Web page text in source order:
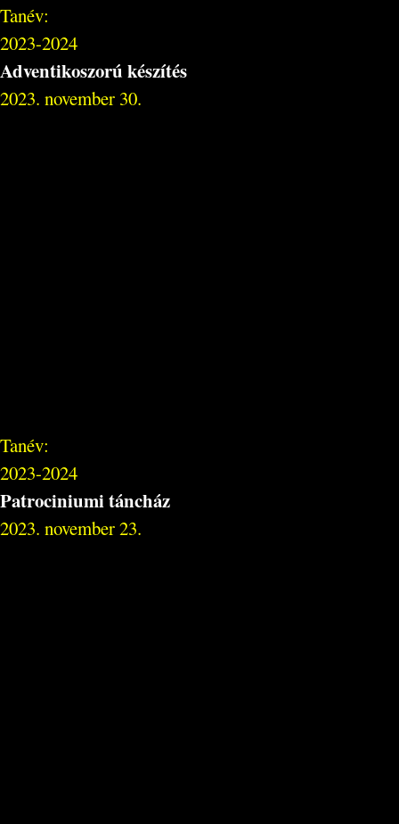
Tanév:
2023-2024
Adventikoszorú készítés
2023. november 30.
Tanév:
2023-2024
Patrociniumi táncház
2023. november 23.